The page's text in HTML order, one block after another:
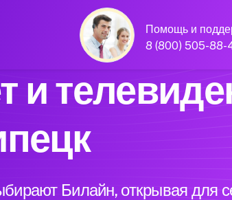
Помощь и
8 (800) 505-88-
и
Билайн, открывая для